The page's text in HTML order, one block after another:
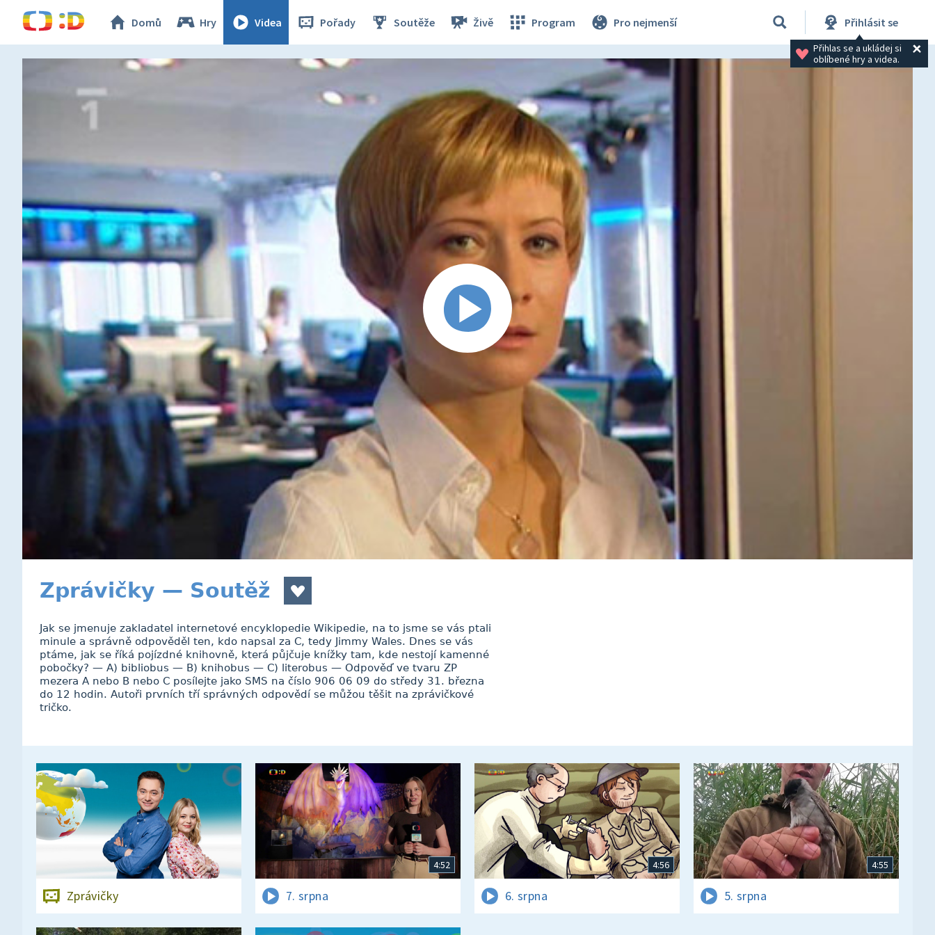
Domů Hry Videa Pořady Soutěže Živě Program Pro nejmenší Přihlásit se
Přihlas se a ukládej si
oblíbené hry a videa.
Zprávičky — Soutěž
Jak se jmenuje zakladatel internetové encyklopedie Wikipedie, na to jsme se vás ptali
minule a správně odpověděl ten, kdo napsal za C, tedy Jimmy Wales. Dnes se vás
ptáme, jak se říká pojízdné knihovně, která půjčuje knížky tam, kde nestojí kamenné
pobočky? — A) bibliobus — B) knihobus — C) literobus — Odpověď ve tvaru ZP
mezera A nebo B nebo C posílejte jako SMS na číslo 906 06 09 do středy 31. března
do 12 hodin. Autoři prvních tří správných odpovědí se můžou těšit na zprávičkové
tričko.
Zprávičky
4:52
7. srpna
4:56
6. srpna
4:55
5. srpna